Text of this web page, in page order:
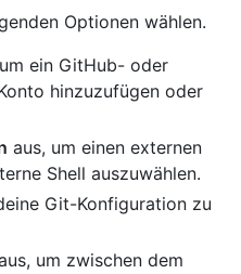
Optionen wählen.
ein GitHub- oder
hinzuzufügen oder
aus, um einen externen
Shell auszuwählen.
Git-Konfiguration zu
um zwischen dem